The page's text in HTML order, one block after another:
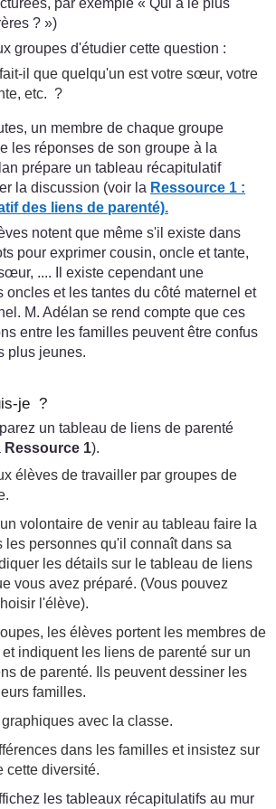
par exemple « Qui a le plus
? »)
groupes d'étudier cette question :
il que quelqu'un est votre sœur, votre
etc. ?
un membre de chaque groupe
les réponses de son groupe à la
prépare un tableau récapitulatif
la discussion (voir la Ressource 1 :
des liens de parenté).
notent que même s'il existe dans
pour exprimer cousin, oncle et tante,
.... Il existe cependant une
oncles et les tantes du côté maternel et
M. Adélan se rend compte que ces
entre les familles peuvent être confus
plus jeunes.
je ?
un tableau de liens de parenté
Ressource 1).
élèves de travailler par groupes de
volontaire de venir au tableau faire la
les personnes qu'il connaît dans sa
les détails sur le tableau de liens
vous avez préparé. (Vous pouvez
l'élève).
les élèves portent les membres de
et indiquent les liens de parenté sur un
de parenté. Ils peuvent dessiner les
familles.
avec la classe.
dans les familles et insistez sur
cette diversité.
les tableaux récapitulatifs au mur